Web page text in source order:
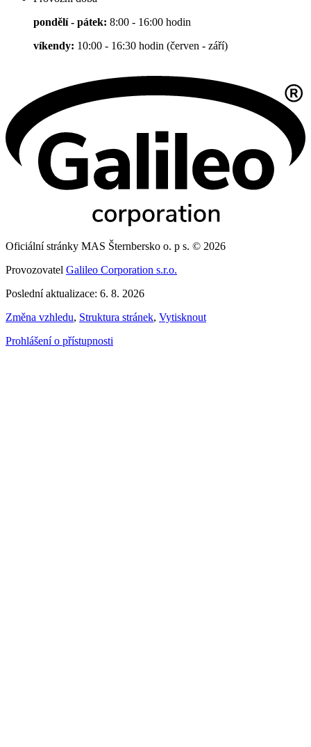
pondělí - pátek: 8:00 - 16:00 hodin
víkendy: 10:00 - 16:30 hodin (červen - září)
Oficiální stránky MAS Šternbersko o. p s. © 2026
Provozovatel Galileo Corporation s.r.o.
Poslední aktualizace: 6. 8. 2026
Změna vzhledu, Struktura stránek, Vytisknout
Prohlášení o přístupnosti